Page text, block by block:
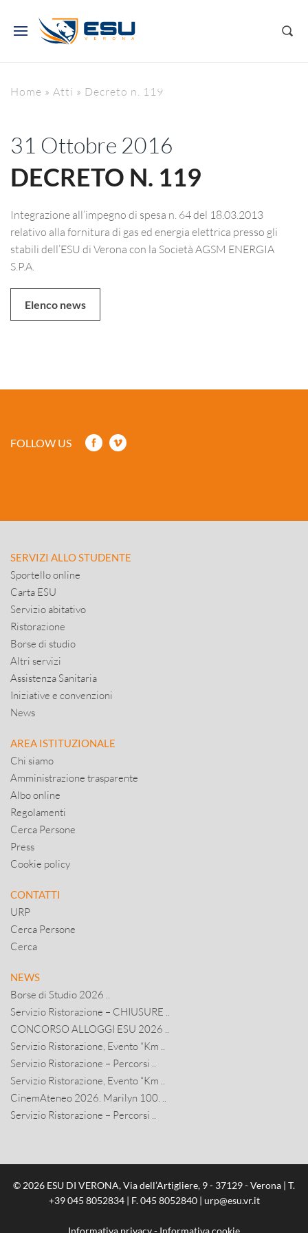
Home » Atti » Decreto n. 119
31 Ottobre 2016
DECRETO N. 119
Integrazione all’impegno di spesa n. 64 del 18.03.2013
relativo alla fornitura di gas ed energia elettrica presso gli
stabili dell’ESU di Verona con la Società AGSM ENERGIA
S.P.A.
Elenco news
FOLLOW US
SERVIZI ALLO STUDENTE
Sportello online
Carta ESU
Servizio abitativo
Ristorazione
Borse di studio
Altri servizi
Assistenza Sanitaria
Iniziative e convenzioni
News
AREA ISTITUZIONALE
Chi siamo
Amministrazione trasparente
Albo online
Regolamenti
Cerca Persone
Press
Cookie policy
CONTATTI
URP
Cerca Persone
Cerca
NEWS
Borse di Studio 2026 ..
Servizio Ristorazione – CHIUSURE ..
CONCORSO ALLOGGI ESU 2026 ..
Servizio Ristorazione, Evento “Km ..
Servizio Ristorazione – Percorsi ..
Servizio Ristorazione, Evento “Km ..
CinemAteneo 2026. Marilyn 100. ..
Servizio Ristorazione – Percorsi ..
© 2026 ESU DI VERONA, Via dell’Artigliere, 9 - 37129 - Verona | T.
+39 045 8052834| F. 045 8052840 | urp@esu.vr.it
Informativa privacy- Informativa cookie